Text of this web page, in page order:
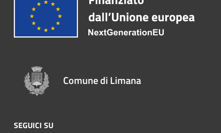
Comune di Limana
SEGUICI SU